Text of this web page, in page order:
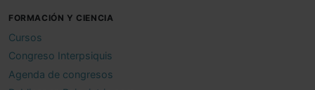
FORMACIÓN Y CIENCIA
Cursos
Congreso Interpsiquis
Agenda de congresos